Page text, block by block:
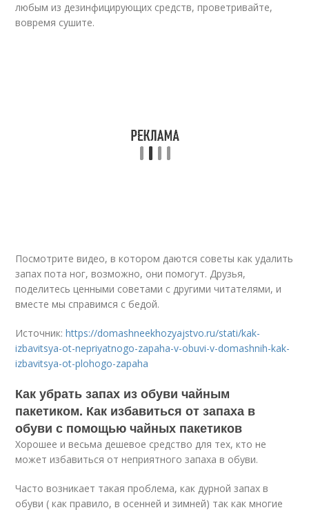
любым из дезинфицирующих средств, проветривайте,
вовремя сушите.
Посмотритевидео, в котором даются советы как удалить
запах пота ног, возможно, они помогут. Друзья,
поделитесь ценными советами с другими читателями, и
вместе мы справимся с бедой.
Источник:https://domashneekhozyajstvo.ru/stati/kak-
izbavitsya-ot-nepriyatnogo-zapaha-v-obuvi-v-domashnih-kak-
izbavitsya-ot-plohogo-zapaha
Как убрать запах из обуви чайным
пакетиком. Как избавиться от запаха в
обуви с помощью чайных пакетиков
Хорошее и весьма дешевое средство для тех, кто не
может избавиться от неприятного запаха в обуви.
Часто возникает такая проблема, как дурной запах в
обуви ( как правило, в осенней и зимней) так как многие